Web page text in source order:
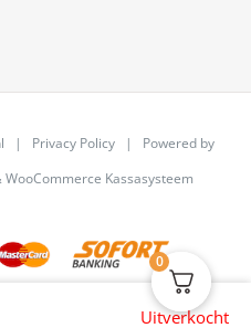
Uitverkocht
| Privacy Policy | Powered by
WooCommerce Kassasysteem
0